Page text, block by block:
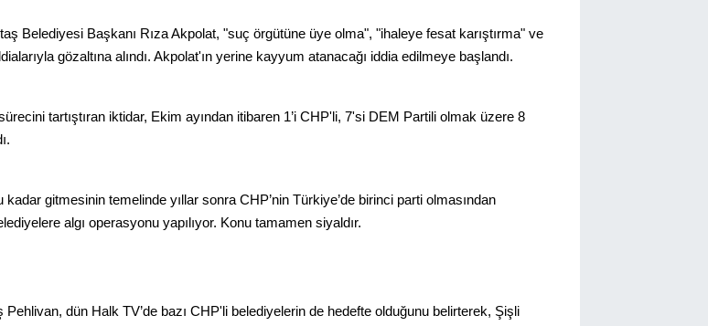
Belediyesi Başkanı Rıza Akpolat, "suç örgütüne üye olma", "ihaleye fesat karıştırma" ve
gözaltına alındı. Akpolat'ın yerine kayyum atanacağı iddia edilmeye başlandı.
tartıştıran iktidar, Ekim ayından itibaren 1’i CHP'li, 7'si DEM Partili olmak üzere 8
kadar gitmesinin temelinde yıllar sonra CHP’nin Türkiye’de birinci parti olmasından
algı operasyonu yapılıyor. Konu tamamen siyaldır.
Pehlivan, dün Halk TV’de bazı CHP'li belediyelerin de hedefte olduğunu belirterek, Şişli